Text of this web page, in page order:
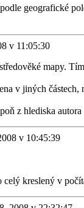
geografické
v 11:05:30
mapy.
v jiných
z hlediska
v 10:45:39
celý kreslený v